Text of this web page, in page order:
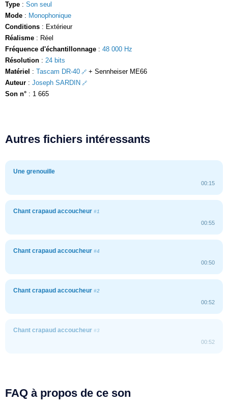
Type : Son seul
Mode : Monophonique
Conditions : Extérieur
Réalisme : Réel
Fréquence d'échantillonnage : 48 000 Hz
Résolution : 24 bits
Matériel : Tascam DR-40
+ Sennheiser ME66
Auteur : Joseph SARDIN
Son n° : 1 665
Autres fichiers intéressants
Une grenouille
00:15
Chant crapaud accoucheur #1
00:55
Chant crapaud accoucheur #4
00:50
Chant crapaud accoucheur #2
00:52
Chant crapaud accoucheur #3
00:52
FAQ à propos de ce son